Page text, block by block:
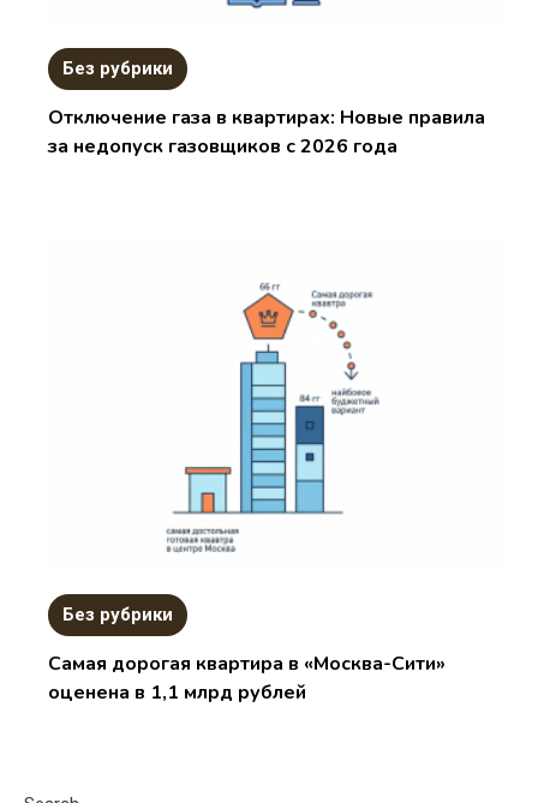
Без рубрики
Отключение газа в квартирах: Новые правила
за недопуск газовщиков с 2026 года
Без рубрики
Самая дорогая квартира в «Москва-Сити»
оценена в 1,1 млрд рублей